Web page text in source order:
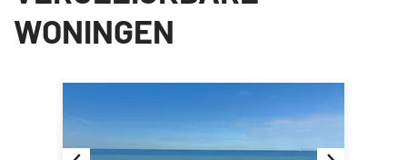
WONINGEN